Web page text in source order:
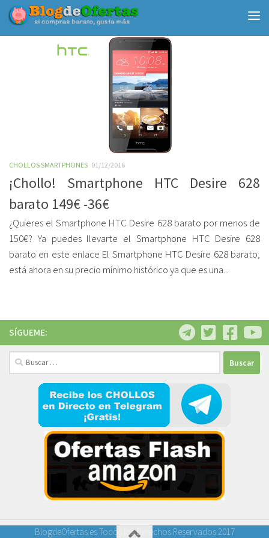
Debajo del contenido
CHOLLOS SMARTPHONES 01/12/2016
¡Chollo! Smartphone HTC Desire 628
barato 149€ -36€
¿Quieres el Smartphone HTC Desire 628 barato por menos de
150€? Ya puedes llevarte el Smartphone HTC Desire 628
barato en este enlace El Smartphone HTC Desire 628 barato,
está ahora en su precio mínimo histórico ya que es una...
SÍGUEME:
Buscar:
BlogdeOfertas.es Todos los Derechos Reservados 2017